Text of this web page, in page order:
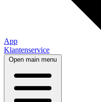
App
Klantenservice
Open main menu